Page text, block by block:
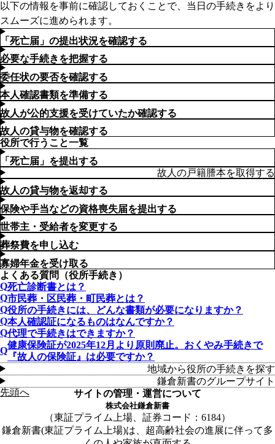
以下の情報を事前に確認しておくことで、当日の手続きをより
スムーズに進められます。
「死亡届」の提出状況を確認する
必要な手続きを把握する
委任状の要否を確認する
本人確認書類を準備する
故人が公的支援を受けていたか確認する
故人の貸与物を確認する
役所で行うこと一覧
「死亡届」を提出する
故人の戸籍謄本を取得する
故人の貸与物を返却する
保険や手当などの資格喪失届を提出する
世帯主・受給者を変更する
葬祭費を申し込む
寡婦年金を受け取る
よくある質問（役所手続き）
死亡診断書とは？
市民葬・区民葬・町民葬とは？
役所の手続きには、どんな書類が必要になりますか？
本人確認証になるものはなんですか？
代理で手続きはできますか？
健康保険証が2025年12月より原則廃止。おくやみ手続きで
『故人の保険証』は必要ですか？
地域から役所の手続きを探す
鎌倉新書のグループサイト
先頭へ
サイトの管理・運営について
株式会社鎌倉新書
東証プライム上場、証券コード：6184
鎌倉新書(東証プライム上場)は、超高齢社会の進展に伴って多